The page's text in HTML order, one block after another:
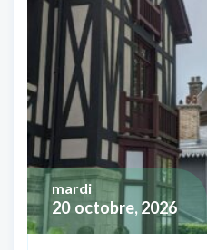
20 octobre, 2026
mardi